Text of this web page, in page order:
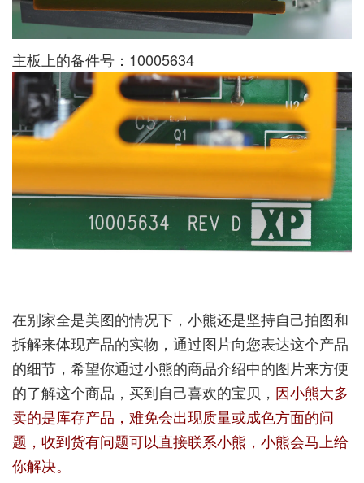
主板上的备件号：10005634
在别家全是美图的情况下，小熊还是坚持自己拍图和
拆解来体现产品的实物，通过图片向您表达这个产品
的细节，希望你通过小熊的商品介绍中的图片来方便
的了解这个商品，买到自己喜欢的宝贝， 因小熊大多
卖的是库存产品，难免会出现质量或成色方面的问
题，收到货有问题可以直接联系小熊，小熊会马上给
你解决。